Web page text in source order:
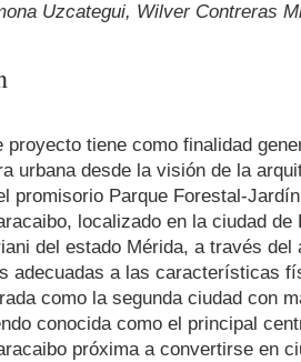
Uzcategui, Wilver Contreras
proyecto tiene como finalidad
urbana desde la visión de la
promisorio Parque Forestal-
localizado en la ciudad
del estado Mérida, a través
adecuadas a las características
como la segunda ciudad con
conocida como el principal
próxima a convertirse en